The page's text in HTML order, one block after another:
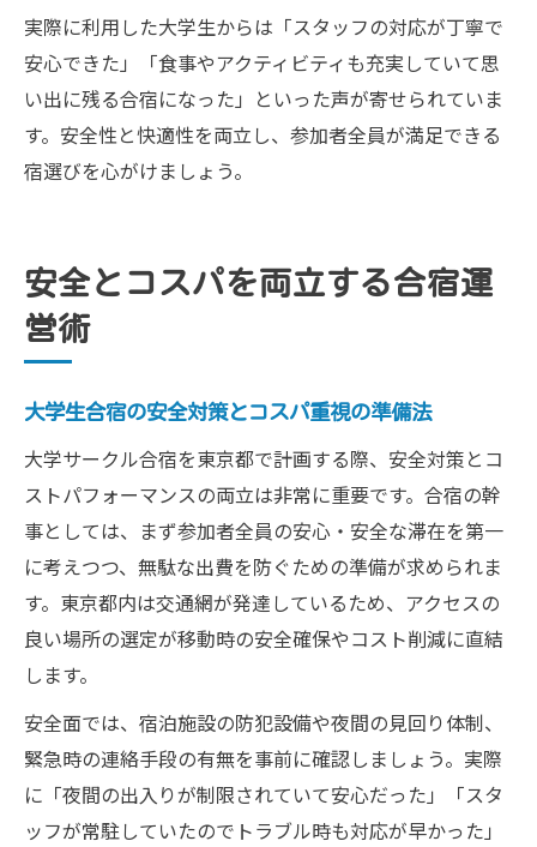
実際に利用した大学生からは「スタッフの対応が丁寧で
安心できた」「食事やアクティビティも充実していて思
い出に残る合宿になった」といった声が寄せられていま
す。安全性と快適性を両立し、参加者全員が満足できる
宿選びを心がけましょう。
安全とコスパを両立する合宿運
営術
大学生合宿の安全対策とコスパ重視の準備法
大学サークル合宿を東京都で計画する際、安全対策とコ
ストパフォーマンスの両立は非常に重要です。合宿の幹
事としては、まず参加者全員の安心・安全な滞在を第一
に考えつつ、無駄な出費を防ぐための準備が求められま
す。東京都内は交通網が発達しているため、アクセスの
良い場所の選定が移動時の安全確保やコスト削減に直結
します。
安全面では、宿泊施設の防犯設備や夜間の見回り体制、
緊急時の連絡手段の有無を事前に確認しましょう。実際
に「夜間の出入りが制限されていて安心だった」「スタ
ッフが常駐していたのでトラブル時も対応が早かった」